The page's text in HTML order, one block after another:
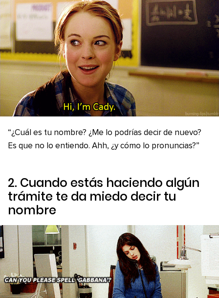
“¿Cuál es tu nombre? ¿Me lo podrías decir de nuevo?
Es que no lo entiendo. Ahh, ¿y cómo lo pronuncias?”
2. Cuando estás haciendo algún
trámite te da miedo decir tu
nombre